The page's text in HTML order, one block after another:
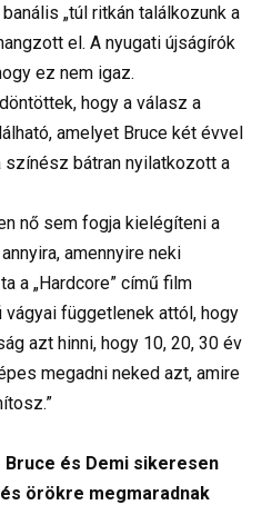
„túl ritkán találkozunk a
el. A nyugati újságírók
ez nem igaz.
hogy a válasz a
amelyet Bruce két évvel
színész bátran nyilatkozott a
nő sem fogja kielégíteni a
amennyire neki
a „Hardcore” című film
vágyai függetlenek attól, hogy
azt hinni, hogy 10, 20, 30 év
megadni neked azt, amire
és Demi sikeresen
örökre megmaradnak